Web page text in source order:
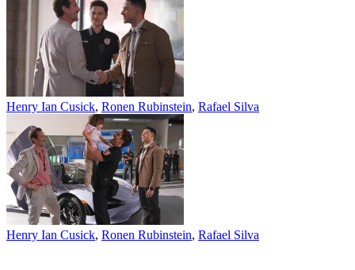
Henry Ian Cusick, Ronen Rubinstein, Rafael Silva
Henry Ian Cusick, Ronen Rubinstein, Rafael Silva